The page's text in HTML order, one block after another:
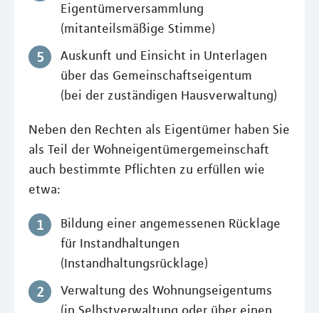
Eigentümerversammlung
(mitanteilsmäßige Stimme)
Auskunft und Einsicht in Unterlagen
über das Gemeinschaftseigentum
(bei der zuständigen Hausverwaltung)
Neben den Rechten als Eigentümer haben Sie
als Teil der Wohneigentümergemeinschaft
auch bestimmte Pflichten zu erfüllen wie
etwa:
Bildung einer angemessenen Rücklage
für Instandhaltungen
(Instandhaltungsrücklage)
Verwaltung des Wohnungseigentums